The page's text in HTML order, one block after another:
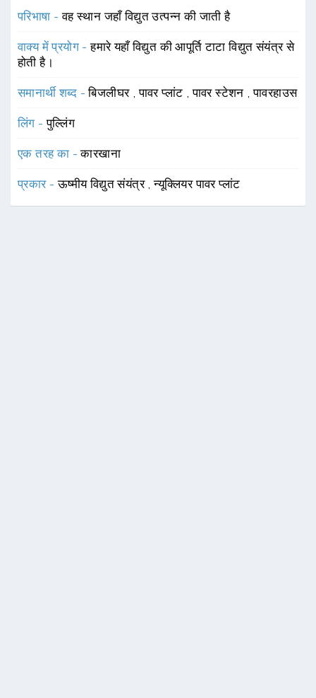
परिभाषा -वह स्थान जहाँ विद्युत उत्पन्न की जाती है
वाक्य में प्रयोग -हमारे यहाँ विद्युत की आपूर्ति टाटा विद्युत संयंत्र से
होती है।
समानार्थी शब्द -बिजलीघर ,पावर प्लांट ,पावर स्टेशन ,पावरहाउस
लिंग -पुल्लिंग
एक तरह का -कारखाना
प्रकार -ऊष्मीय विद्युत संयंत्र ,न्यूक्लियर पावर प्लांट